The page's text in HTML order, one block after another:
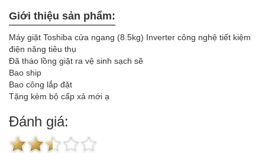
Giới thiệu sản phẩm:
Máy giặt Toshiba cửa ngang (8.5kg) Inverter công nghệ tiết kiệm
điện năng tiêu thụ
Đã tháo lồng giặt ra vệ sinh sạch sẽ
Bao ship
Bao công lắp đặt
Tặng kèm bộ cấp xả mới ạ
Đánh giá: